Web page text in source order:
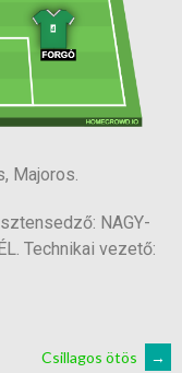
Majoros.
NAGY-
Technikai vezető:
Csillagos ötös →